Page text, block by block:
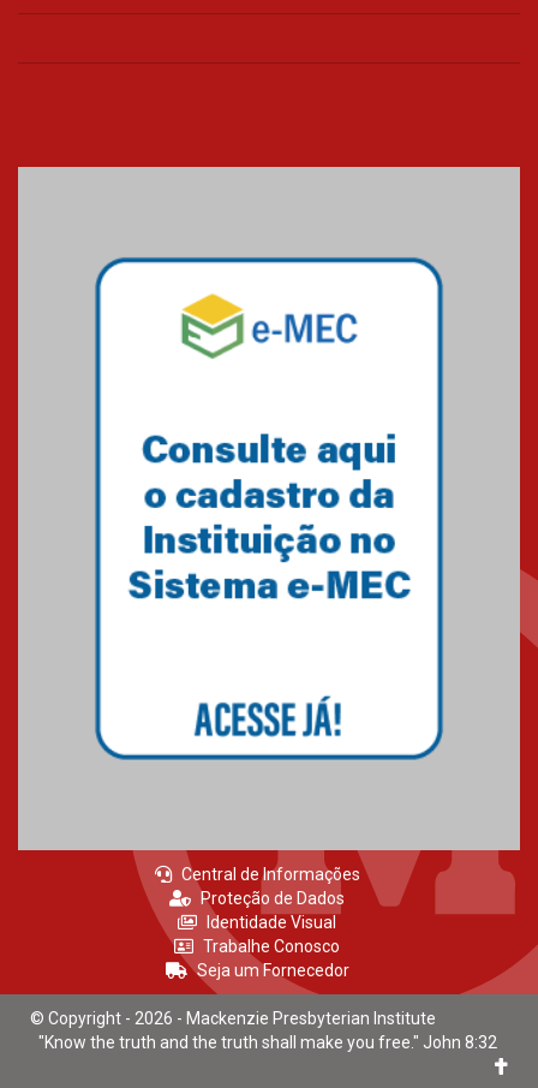
Colégio Presbiteriano
os funcionários
07.11.2024
Equipe de saltos ornamentais
do Mackenzie Brasília
Gravação do projeto “Mais de
31 mil vozes com a Palavra” é
realizado no Colégio
Mackenzie Brasília
25.10.2024
Brasília conquistam medalhas
em importantes competições
de Matemática
04.10.2024
Central de Informações
Proteção de Dados
Identidade Visual
Trabalhe Conosco
Seja um Fornecedor
© Copyright - 2026 - Mackenzie Presbyterian Institute
"Know the truth and the truth shall make you free." John 8:32